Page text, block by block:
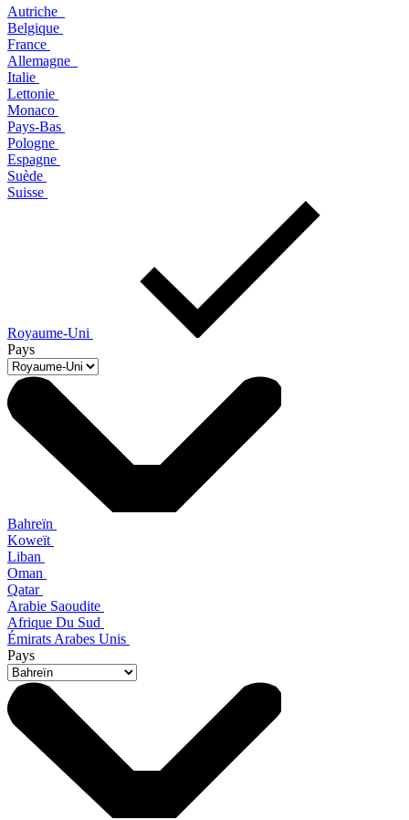
Autriche
Belgique
France
Allemagne
Italie
Lettonie
Monaco
Pays-Bas
Pologne
Espagne
Suède
Suisse
Royaume-Uni
Pays
Bahreïn
Koweït
Liban
Oman
Qatar
Arabie Saoudite
Afrique Du Sud
Émirats Arabes Unis
Pays